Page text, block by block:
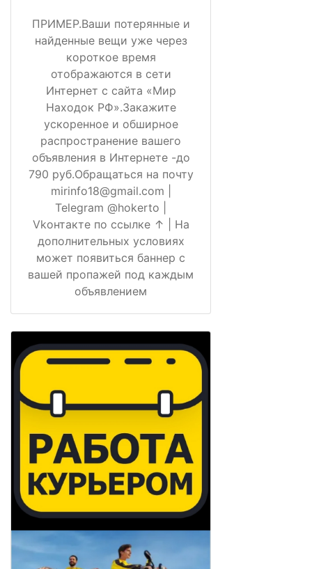
ПРИМЕР.Ваши потерянные и
найденные вещи уже через
короткое время
отображаются в сети
Интернет с сайта «Мир
Находок РФ».Закажите
ускоренное и обширное
распространение вашего
объявления в Интернете -до
790 руб.Обращаться на почту
mirinfo18@gmail.com |
Telegram @hokerto |
Vkонтакте по ссылке ↑ | На
дополнительных условиях
может появиться баннер с
вашей пропажей под каждым
объявлением